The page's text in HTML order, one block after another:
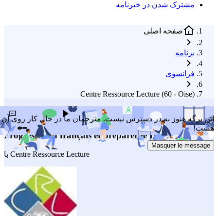
مشترک شدن در خبرنامه
صفحه اصلی
برنامه
فرانسوی
Centre Ressource Lecture (60 - Oise)
این برگه هنوز به در دسترس نیست. مترجمان ما در حال کار روی آن
هست!
Masquer le message
ارسال پیشنهاد برای بهبود گوش بدهید
Progresser en français et préparer le DELF
با Centre Ressource Lecture